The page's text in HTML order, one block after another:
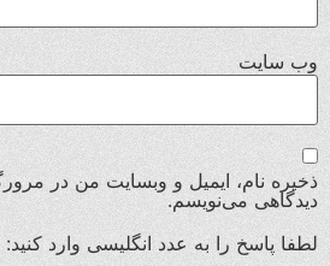
وب‌ سایت
ذخیره نام، ایمیل و وبسایت من در
دیدگاهی می‌نویسم.
لطفا پاسخ را به عدد انگلیسی وارد کنید: